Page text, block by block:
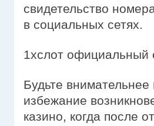
свидетельство
в социальных сетях.
1хслот официальный
Будьте
избежание
казино, когда после